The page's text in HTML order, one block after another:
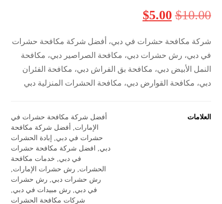
$10.00
$5.00
شركة مكافحة حشرات في دبي، أفضل شركة مكافحة حشرات
في دبي، رش حشرات دبي، مكافحة الصراصير دبي، مكافحة
النمل الأبيض دبي، مكافحة بق الفراش دبي، مكافحة الفئران
دبي، مكافحة القوارض دبي، مكافحة الحشرات المنزلية دبي
العلامات
أفضل شركة مكافحة حشرات في
الإمارات, أفضل شركة مكافحة
حشرات في دبي, إبادة الحشرات
دبي, افضل شركة مكافحة حشرات
في دبي, خدمات مكافحة
الحشرات, رش حشرات الإمارات,
رش حشرات دبي, رش حشرات
في دبي, رش مبيدات في دبي,
شركات مكافحة الحشرات